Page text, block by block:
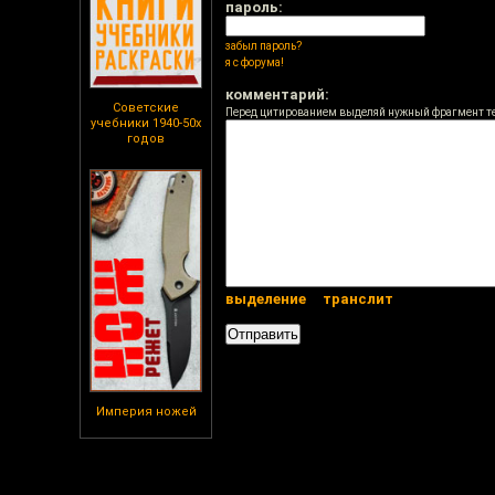
Советские
учебники 1940-50х
годов
Империя ножей
пароль:
забыл пароль?
я с форума!
комментарий:
Перед цитированием выделяй нужный фрагмент
выделение транслит